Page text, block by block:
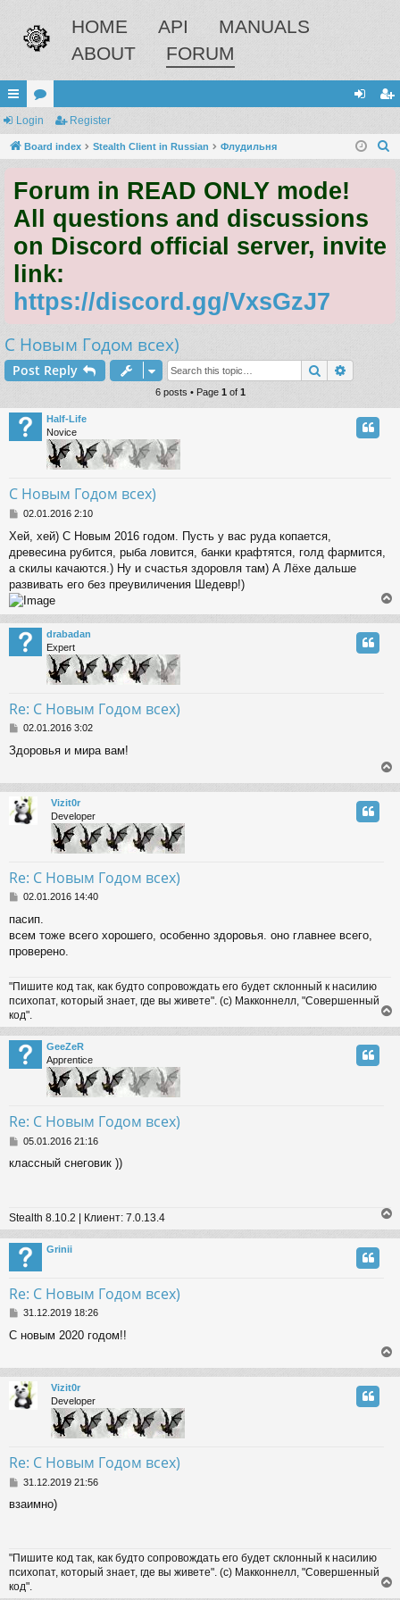
HOME API
MANUALS
ABOUT
FORUM
ui
ck
ks
or
u
s
in ist
Login Register
Board index Stealth Client in Russian Флудильня
Forum in READ ONLY mode!
All questions and discussions
on Discord official server, invite
link:
https://discord.gg/VxsGzJ7
С Новым Годом всех)
Post Reply Search
6 posts • Page 1of 1
Half-Life
Novice
С Новым Годом всех)
P
s
t
02.01.2016 2:10
Хей, хей) С Новым 2016 годом. Пусть у вас руда копается,
древесина рубится, рыба ловится, банки крафтятся, голд фармится,
а скилы качаются.) Ну и счастья здоровля там) А Лёхе дальше
развивать его без преувиличения Шедевр!)
o
p
drabadan
Expert
Re: С Новым Годом всех)
P
s
02.01.2016 3:02
Здоровья и мира вам!
o
p
Vizit0r
Developer
Re: С Новым Годом всех)
P
s
t
02.01.2016 14:40
пасип.
всем тоже всего хорошего, особенно здоровья. оно главнее всего,
проверено.
"Пишите код так, как будто сопровождать его будет склонный к насилию
психопат, который знает, где вы живете". (с) Макконнелл, "Совершенный
код".
o
p
GeeZeR
Apprentice
Re: С Новым Годом всех)
P
s
05.01.2016 21:16
классный снеговик ))
Stealth 8.10.2 | Клиент: 7.0.13.4
o
p
Grinii
Re: С Новым Годом всех)
P
s
31.12.2019 18:26
С новым 2020 годом!!
o
p
Vizit0r
Developer
Re: С Новым Годом всех)
P
s
31.12.2019 21:56
взаимно)
"Пишите код так, как будто сопровождать его будет склонный к насилию
психопат, который знает, где вы живете". (с) Макконнелл, "Совершенный
код".
o